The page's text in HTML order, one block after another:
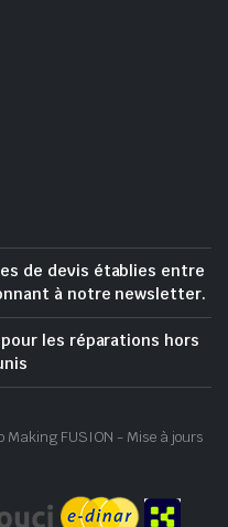
de devis établies entre
à notre newsletter.
les réparations hors
Making FUSION - Mise à jours